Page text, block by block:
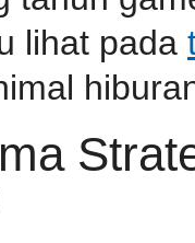
lihat pada